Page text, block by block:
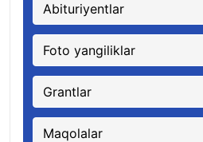
Abituriyentlar
Foto yangiliklar
Grantlar
Maqolalar